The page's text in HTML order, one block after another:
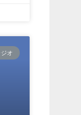
オ